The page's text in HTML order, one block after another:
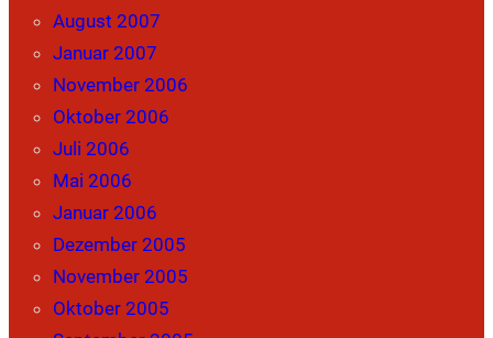
August 2007
Januar 2007
November 2006
Oktober 2006
Juli 2006
Mai 2006
Januar 2006
Dezember 2005
November 2005
Oktober 2005